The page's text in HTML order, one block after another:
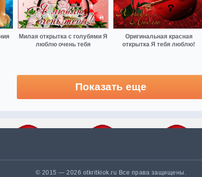
Милая открытка с голубями Я
люблю очень тебя
Оригинальная красная
открытка Я тебя люблю!
Показать еще
© 2015 — 2026 otkritkiok.ru Все права защищены.